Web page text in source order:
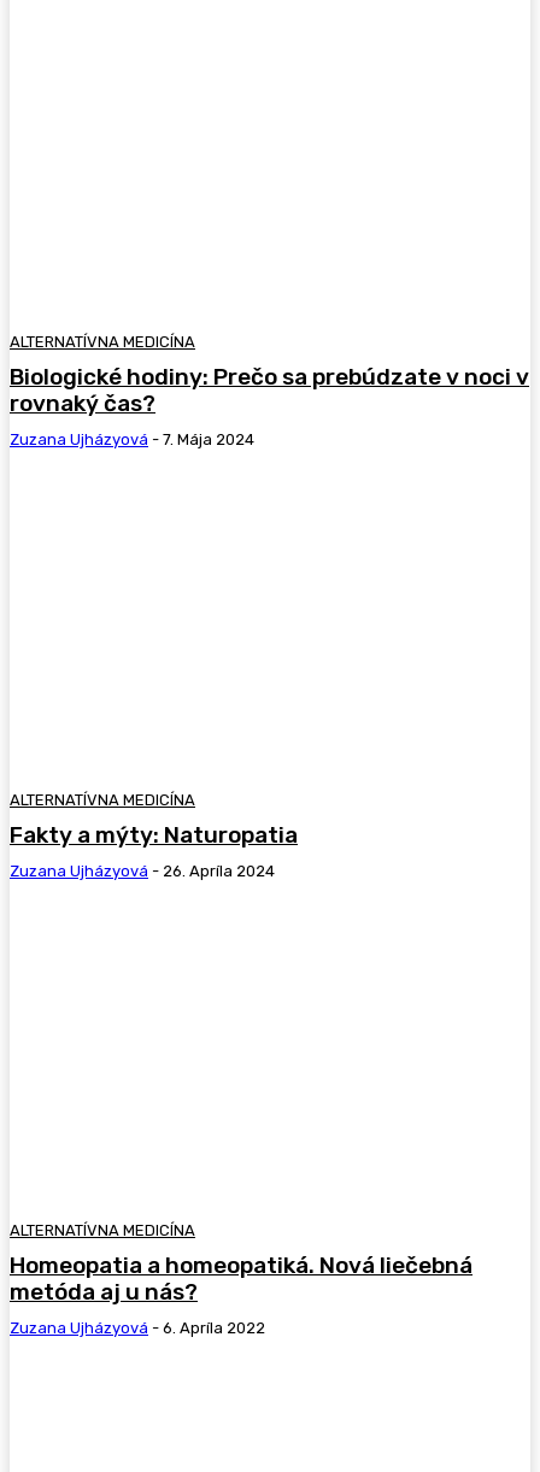
ALTERNATÍVNA MEDICÍNA
Biologické hodiny: Prečo sa prebúdzate v noci v
rovnaký čas?
Zuzana Ujházyová - 7. Mája 2024
ALTERNATÍVNA MEDICÍNA
Fakty a mýty: Naturopatia
Zuzana Ujházyová - 26. Apríla 2024
ALTERNATÍVNA MEDICÍNA
Homeopatia a homeopatiká. Nová liečebná
metóda aj u nás?
Zuzana Ujházyová - 6. Apríla 2022